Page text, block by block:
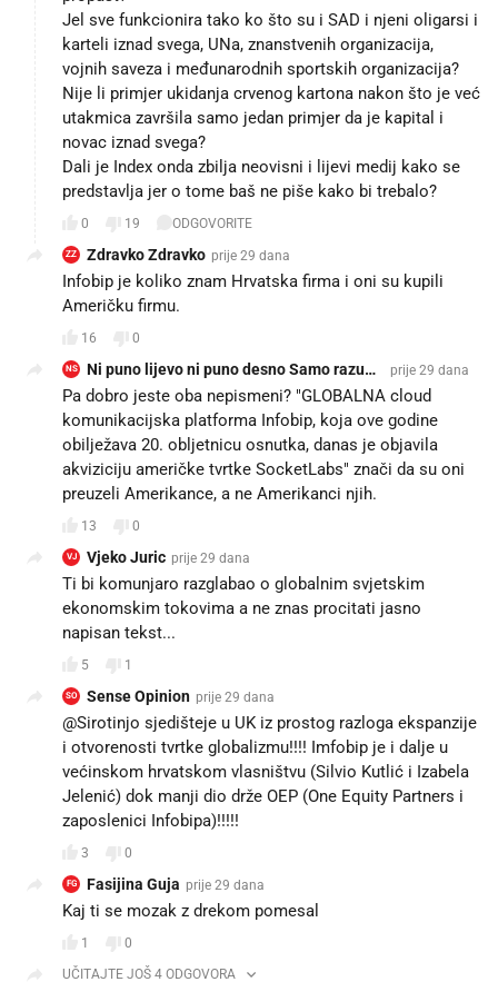
Jel sve funkcionira tako ko što su i SAD i njeni oligarsi i
karteli iznad svega, UNa, znanstvenih organizacija,
vojnih saveza i međunarodnih sportskih organizacija?
Nije li primjer ukidanja crvenog kartona nakon što je već
utakmica završila samo jedan primjer da je kapital i
novac iznad svega?
Dali je Index onda zbilja neovisni i lijevi medij kako se
predstavlja jer o tome baš ne piše kako bi trebalo?
0 19 ODGOVORITE
ZZ Zdravko Zdravko prije 29 dana
Infobip je koliko znam Hrvatska firma i oni su kupili
Američku firmu.
16 0
NS
Ni puno lijevo ni puno desno Samo razum
no
prije 29 dana
Pa dobro jeste oba nepismeni? "GLOBALNA cloud
komunikacijska platforma Infobip, koja ove godine
obilježava 20. obljetnicu osnutka, danas je objavila
akviziciju američke tvrtke SocketLabs" znači da su oni
preuzeli Amerikance, a ne Amerikanci njih.
13 0
VJ Vjeko Juric prije 29 dana
Ti bi komunjaro razglabao o globalnim svjetskim
ekonomskim tokovima a ne znas procitati jasno
napisan tekst...
5 1
SO Sense Opinion prije 29 dana
@Sirotinjo sjedišteje u UK iz prostog razloga ekspanzije
i otvorenosti tvrtke globalizmu!!!! Imfobip je i dalje u
većinskom hrvatskom vlasništvu (Silvio Kutlić i Izabela
Jelenić) dok manji dio drže OEP (One Equity Partners i
zaposlenici Infobipa)!!!!!
3 0
FG Fasijina Guja prije 29 dana
Kaj ti se mozak z drekom pomesal
1
0
UČITAJTE JOŠ 4 ODGOVORA